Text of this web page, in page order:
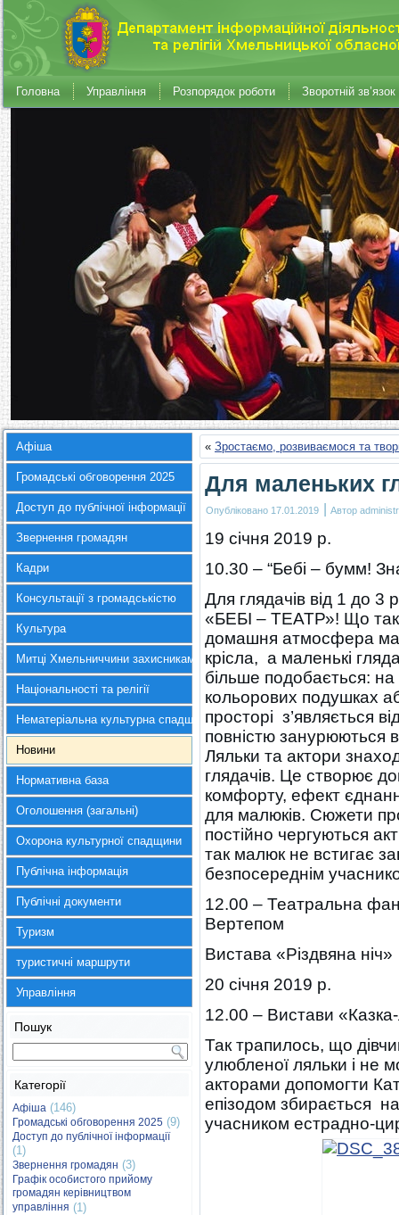
Головна Управління Розпорядок роботи Зворотній зв’язок
Афіша
Громадські обговорення 2025
Доступ до публічної інформації
Звернення громадян
Кадри
Консультації з громадськістю
Культура
Митці Хмельниччини захисникам України
Національності та релігії
Нематеріальна культурна спадщина
Новини
Нормативна база
Оголошення (загальні)
Охорона культурної спадщини
Публічна інформація
Публічні документи
Туризм
туристичні маршрути
Управління
Пошук
Категорії
Афіша (146)
Громадські обговорення 2025 (9)
Доступ до публічної інформації
(1)
Звернення громадян (3)
Графік особистого прийому
громадян керівництвом
управління (1)
« Зростаємо, розвиваємося та
Для маленьких
Опубліковано 17.01.2019 | Автор
19 січня 2019 р.
10.30 – “Бебі – бумм!
Для глядачів від 1 до 3
«БЕБІ – ТЕАТР»! Що
домашня атмосфера
крісла, а маленькі
більше подобається:
кольорових подушках
просторі з’являється
повністю занурюються
Ляльки та актори
глядачів. Це створює
комфорту, ефект
для малюків. Сюжети
постійно чергуються
так малюк не встигає
безпосереднім
12.00 – Театральна
Вертепом
Вистава «Різдвяна ніч»
20 січня 2019 р.
12.00 – Вистави
Так трапилось, що
улюбленої ляльки і не
акторами допомогти
епізодом збирається
учасником естрадно-